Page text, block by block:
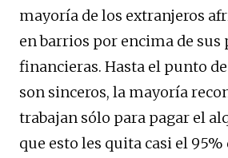
mayoría de los extranjeros
en barrios por encima de sus
financieras. Hasta el punto
son sinceros, la mayoría
trabajan sólo para pagar el
que esto les quita casi el 95%